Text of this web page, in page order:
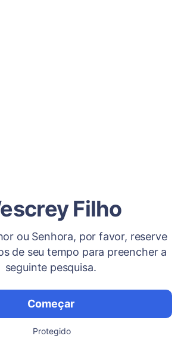
Filho
ou Senhora, por favor, reserve
de seu tempo para preencher a
seguinte pesquisa.
Começar
Protegido